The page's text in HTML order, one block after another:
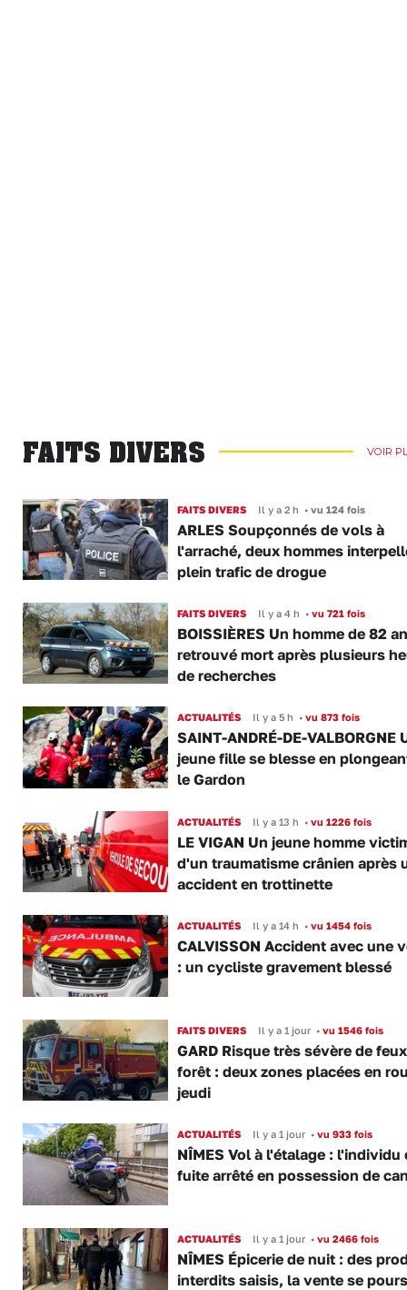
FAITS DIVERS VOIR
FAITS DIVERS Il y a 2 h •vu 124 fois
ARLES Soupçonnés de vols à
l'arraché, deux hommes
plein trafic de drogue
FAITS DIVERS Il y a 4 h •vu 721 fois
BOISSIÈRES Un homme de 82
retrouvé mort après plusieurs
de recherches
ACTUALITÉS Il y a 5 h •vu 873 fois
SAINT-ANDRÉ-DE-VALBORGNE
jeune fille se blesse en
le Gardon
ACTUALITÉS Il y a 13 h •vu 1226 fois
LE VIGAN Un jeune homme
d'un traumatisme crânien après
accident en trottinette
ACTUALITÉS Il y a 14 h •vu 1454 fois
CALVISSON Accident avec une
: un cycliste gravement blessé
FAITS DIVERS Il y a 1 jour •vu 1546 fois
GARD Risque très sévère de
forêt : deux zones placées en
jeudi
ACTUALITÉS Il y a 1 jour •vu 933 fois
NÎMES Vol à l'étalage : l'individu
fuite arrêté en possession de
ACTUALITÉS Il y a 1 jour •vu 2466 fois
NÎMES Épicerie de nuit : des
interdits saisis, la vente se